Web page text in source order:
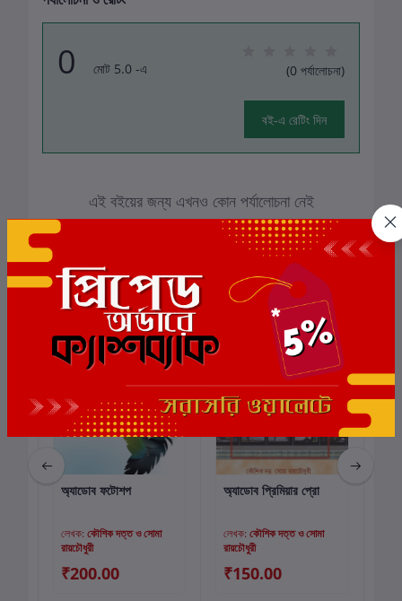
0 মোট 5.0 -এ (0 পর্যালোচনা)
বই-এ রেটিং দিন
এই বইয়ের জন্য এখনও কোন পর্যালোচনা নেই
সংশ্লিষ্ট বই
কার্টে যোগ করুন
অ্যাডোব ফটোশপ
লেখক: কৌশিক দত্ত ও সোমা
রায়চৌধুরী
₹200.00
কার্টে যোগ করুন
অ্যাডোব প্রিমিয়ার প্রো
লেখক: কৌশিক দত্ত ও সোমা
রায়চৌধুরী
₹150.00